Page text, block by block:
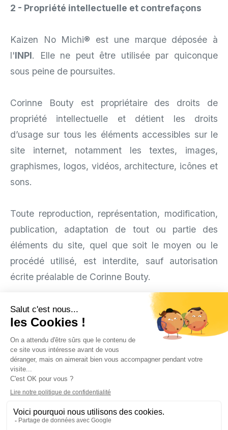
2 - Propriété intellectuelle et contrefaçons
Kaizen No Michi® est une marque déposée à
l'INPI. Elle ne peut être utilisée par quiconque
sous peine de poursuites.
Corinne Bouty est propriétaire des droits de
propriété intellectuelle et détient les droits
d’usage sur tous les éléments accessibles sur le
site internet, notamment les textes, images,
graphismes, logos, vidéos, architecture, icônes et
sons.
Toute reproduction, représentation, modification,
publication, adaptation de tout ou partie des
éléments du site, quel que soit le moyen ou le
procédé utilisé, est interdite, sauf autorisation
écrite préalable de Corinne Bouty.
Toute exploitation non autorisée du site ou de l’un
quelconque des éléments qu’il contient sera
considérée comme constitutive d’une contrefaçon
et poursuivie conformément aux dispositions des
articles L.335-2 et suivants du Code de Propriété
Intellectuelle.
3 - Limitations de responsabilité